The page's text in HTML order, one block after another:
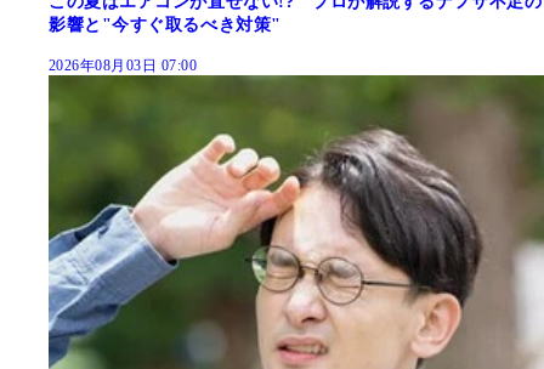
影響と"今すぐ取るべき対策"
2026年08月03日 07:00